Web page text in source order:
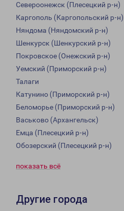
Североонежск (Плесецкий р-н)
Каргополь (Каргопольский р-н)
Няндома (Няндомский р-н)
Шенкурск (Шенкурский р-н)
Покровское (Онежский р-н)
Уемский (Приморский р-н)
Талаги
Катунино (Приморский р-н)
Беломорье (Приморский р-н)
Васьково (Архангельск)
Емца (Плесецкий р-н)
Обозерский (Плесецкий р-н)
показать всё
Другие города